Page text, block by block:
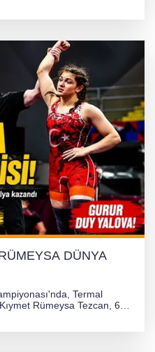
DÜNYA
Termal
Rümeysa Tezcan, 69